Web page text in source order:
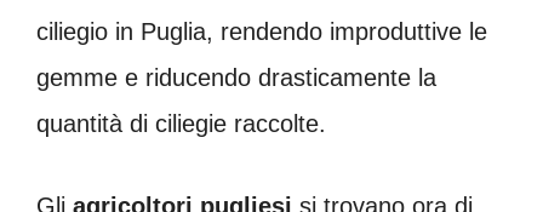
ciliegio in Puglia, rendendo improduttive le
gemme e riducendo drasticamente la
quantità di ciliegie raccolte.
Gli agricoltori pugliesi si trovano ora di